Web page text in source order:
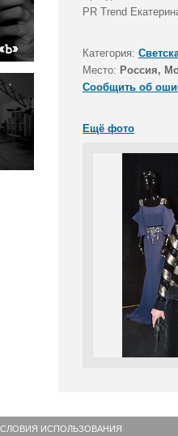
PR Trend
Категория:
Место: Россия,
Сообщить об
Ещё фото
ИСПОЛЬЗОВАНИЯ